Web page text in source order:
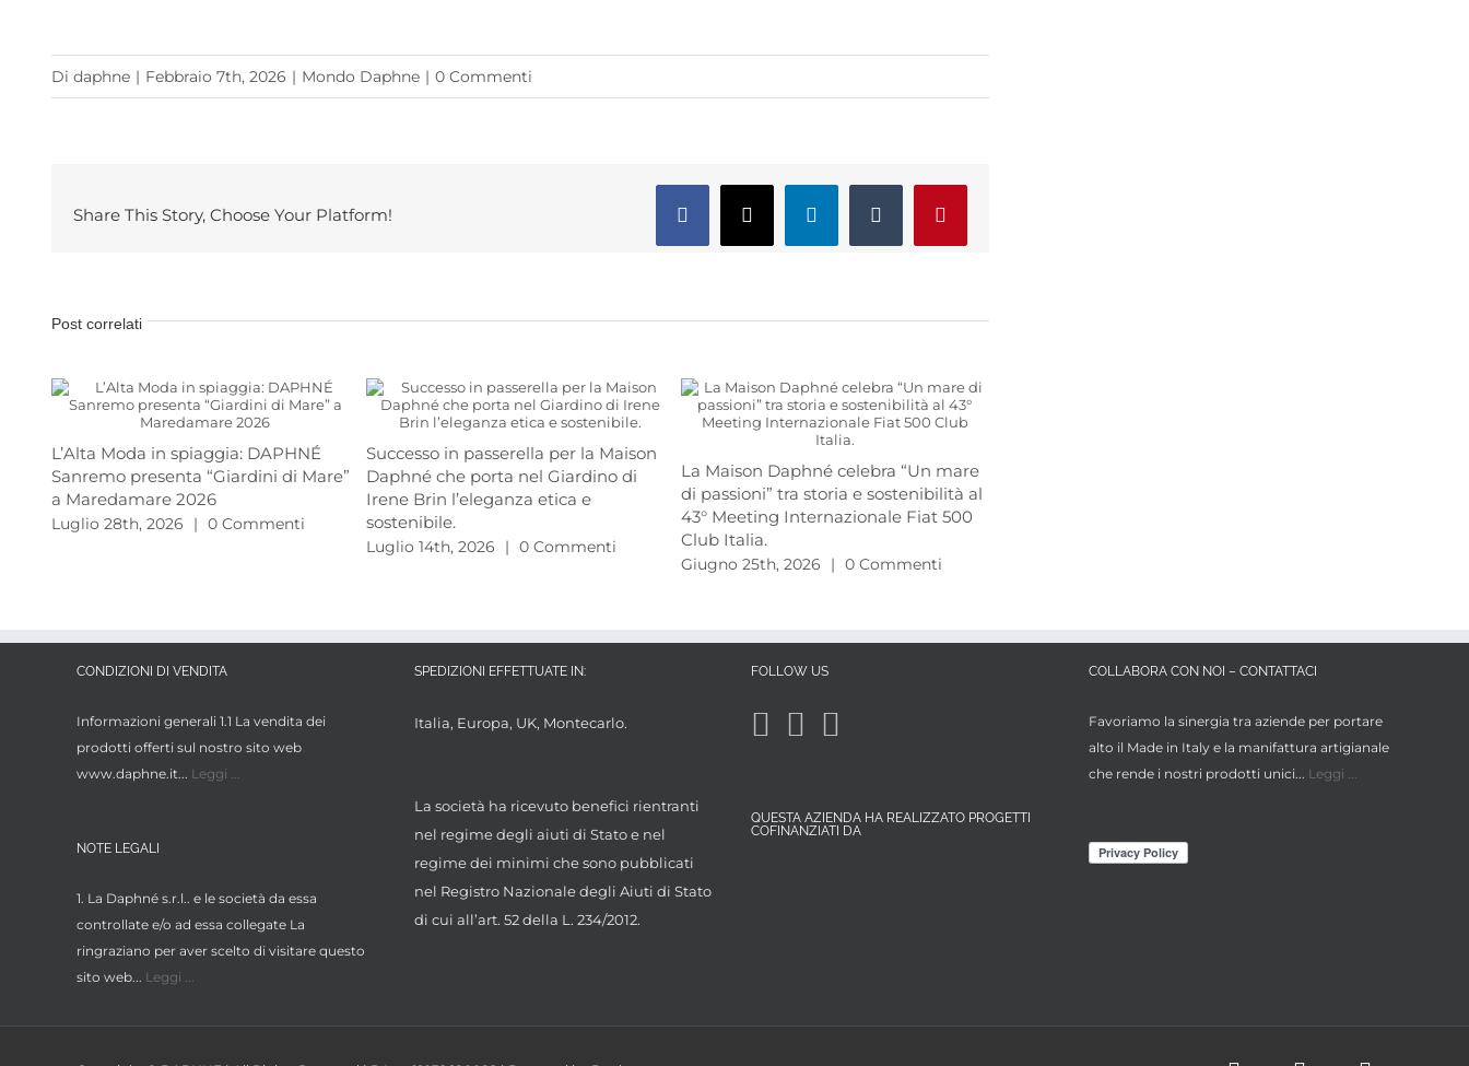
Di daphne | Febbraio 7th, 2026 | Mondo Daphne | 0 Commenti
Share This Story, Choose Your Platform! Facebook
X LinkedInTumblr Pinterest
Post correlati
L’Alta Moda in spiaggia: DAPHNÉ
Sanremo presenta “Giardini di Mare”
a Maredamare 2026
Luglio 28th, 2026 | 0 Commenti
Successo in passerella per la Maison
Daphné che porta nel Giardino di
Irene Brin l’eleganza etica e
sostenibile.
Luglio 14th, 2026 | 0 Commenti
La Maison Daphné celebra “Un mare
di passioni” tra storia e sostenibilità al
43° Meeting Internazionale Fiat 500
Club Italia.
Giugno 25th, 2026 | 0 Commenti
CONDIZIONI DI VENDITA
Informazioni generali 1.1 La vendita dei
prodotti offerti sul nostro sito web
www.daphne.it... Leggi ...
NOTE LEGALI
1. La Daphné s.r.l.. e le società da essa
controllate e/o ad essa collegate La
ringraziano per aver scelto di visitare questo
sito web... Leggi ...
SPEDIZIONI EFFETTUATE IN:
Italia, Europa, UK, Montecarlo.
La società ha ricevuto benefici rientranti
nel regime degli aiuti di Stato e nel
regime dei minimi che sono pubblicati
nel Registro Nazionale degli Aiuti di Stato
di cui all’art. 52 della L. 234/2012.
FOLLOW US
QUESTA AZIENDA HA REALIZZATO PROGETTI
COFINANZIATI DA
COLLABORA CON NOI – CONTATTACI
Favoriamo la sinergia tra aziende per portare
alto il Made in Italy e la manifattura artigianale
che rende i nostri prodotti unici... Leggi ...